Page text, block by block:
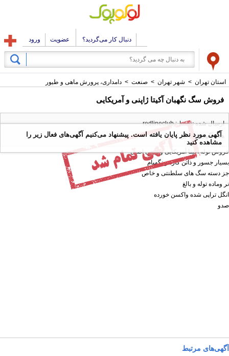
دنبال کار می‌گردید؟ عضویت ورود
استان تهران > شهر تهران > صنعت > دامداری، پرورش ماهی و طیور
فروش سگ نگهبان آکیتا ژاپنی و آمریکایی
ارسال شده توسط : redlineclub
همه آگهی های این کاربر
فروش توله آکیتا آمریکایی و ژاپنی اصیل
بسیار جسور و ذاتن گارد و نگهبام
جز دسته سگ های سلطنتی و خاص
نر وماده توله و بالغ
انگل تراپی شده واکسن خورده
صدو
آگهی مورد نظر پایان یافته است. پیشنهاد می‌کنیم آگهی‌های فعال زیر را
مشاهده کنید
آگهی‌های مرتبط